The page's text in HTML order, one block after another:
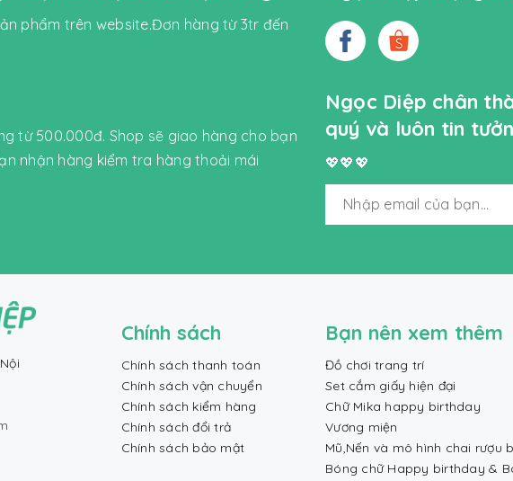
phẩm trên website.Đơn hàng từ 3tr đến
từ 500.000đ. Shop sẽ giao hàng cho bạn
nhận hàng kiểm tra hàng thoải mái
Ngọc Diệp chân
quý và luôn tin
💖💖💖
Chính sách
Chính sách thanh toán
Chính sách vận chuyển
Chính sách kiểm hàng
Chính sách đổi trả
Chính sách bảo mật
Bạn nên xem thêm
Đồ chơi trang trí
Set cắm giấy hiện đại
Chữ Mika happy birthday
Vương miện
Mũ,Nến và mô hình chai rượu
Bóng chữ Happy birthday &